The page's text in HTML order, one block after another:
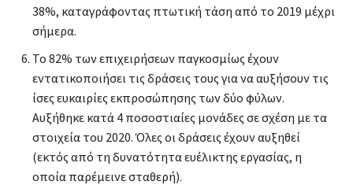
38%, καταγράφοντας πτωτική τάση από το 2019 μέχρι
σήμερα.
Το 82% των επιχειρήσεων παγκοσμίως έχουν
εντατικοποιήσει τις δράσεις τους για να αυξήσουν τις
ίσες ευκαιρίες εκπροσώπησης των δύο φύλων.
Αυξήθηκε κατά 4 ποσοστιαίες μονάδες σε σχέση με τα
στοιχεία του 2020. Όλες οι δράσεις έχουν αυξηθεί
(εκτός από τη δυνατότητα ευέλικτης εργασίας, η
οποία παρέμεινε σταθερή).